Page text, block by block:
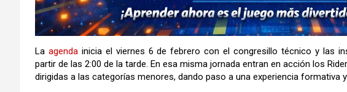
La agendainicia el viernes 6 de febrero con el congresillo técnico y las
partir de las 2:00 de la tarde. En esa misma jornada entran en acción los
dirigidas a las categorías menores, dando paso a una experiencia formativa